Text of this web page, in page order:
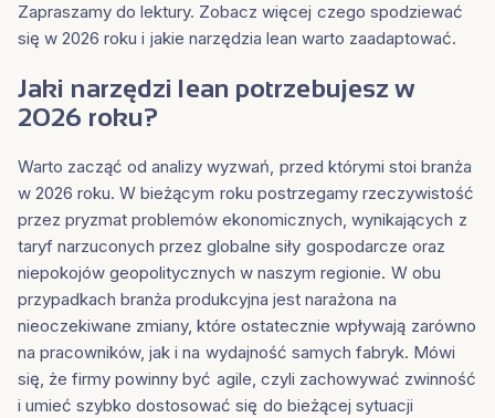
Zapraszamy do lektury. Zobacz więcej czego spodziewać
się w 2026 roku i jakie narzędzia lean warto zaadaptować.
Jaki narzędzi lean potrzebujesz w
2026 roku?
Warto zacząć od analizy wyzwań, przed którymi stoi branża
w 2026 roku. W bieżącym roku postrzegamy rzeczywistość
przez pryzmat problemów ekonomicznych, wynikających z
taryf narzuconych przez globalne siły gospodarcze oraz
niepokojów geopolitycznych w naszym regionie. W obu
przypadkach branża produkcyjna jest narażona na
nieoczekiwane zmiany, które ostatecznie wpływają zarówno
na pracowników, jak i na wydajność samych fabryk. Mówi
się, że firmy powinny być agile, czyli zachowywać zwinność
i umieć szybko dostosować się do bieżącej sytuacji